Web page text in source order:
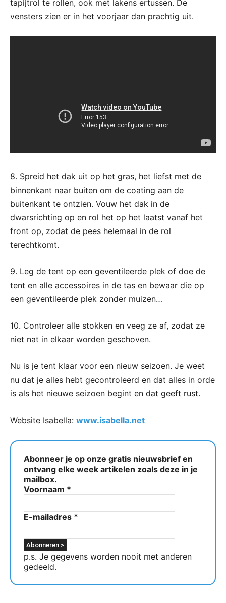
tapijtrol te rollen, ook met lakens ertussen. De
vensters zien er in het voorjaar dan prachtig uit.
8. Spreid het dak uit op het gras, het liefst met de
binnenkant naar buiten om de coating aan de
buitenkant te ontzien. Vouw het dak in de
dwarsrichting op en rol het op het laatst vanaf het
front op, zodat de pees helemaal in de rol
terechtkomt.
9. Leg de tent op een geventileerde plek of doe de
tent en alle accessoires in de tas en bewaar die op
een geventileerde plek zonder muizen…
10. Controleer alle stokken en veeg ze af, zodat ze
niet nat in elkaar worden geschoven.
Nu is je tent klaar voor een nieuw seizoen. Je weet
nu dat je alles hebt gecontroleerd en dat alles in orde
is als het nieuwe seizoen begint en dat geeft rust.
Website Isabella: www.isabella.net
Abonneer je op onze gratis nieuwsbrief en
ontvang elke week artikelen zoals deze in je
mailbox.
Voornaam *
E-mailadres *
p.s. Je gegevens worden nooit met anderen
gedeeld.